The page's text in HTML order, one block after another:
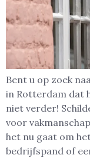
Bent u op zoek
in Rotterdam dat
niet verder!
voor
het nu gaat om
bedrijfspand of